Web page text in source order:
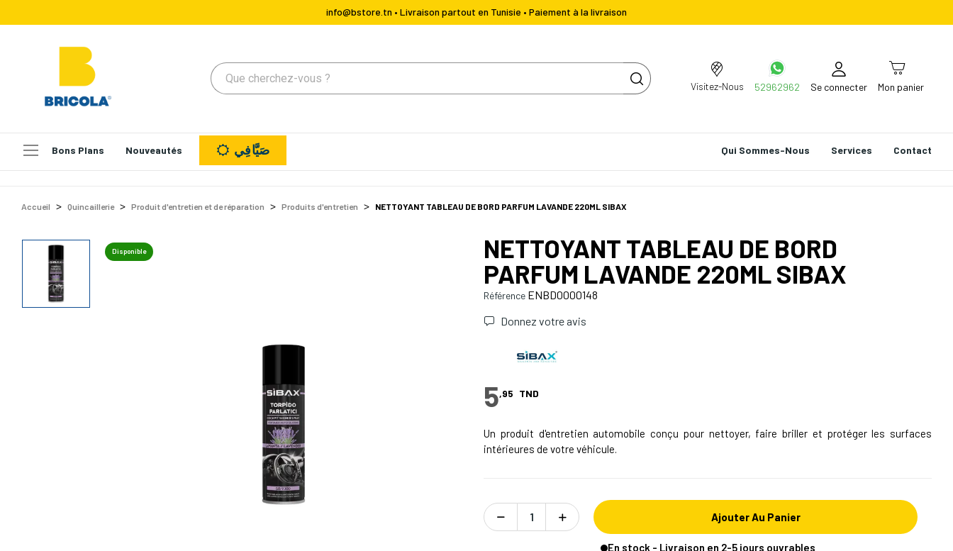
info@bstore.tn • Livraison partout en Tunisie • Paiement à la livraison
Visitez-Nous 52962962 Se connecter Mon panier
Bons Plans Nouveautés Qui Sommes-Nous Services Contact صَيَّافِي
Accueil Quincaillerie Produit d'entretien et de réparation Produits d'entretien NETTOYANT TABLEAU DE BORD PARFUM LAVANDE 220ML SIBAX
Disponible
NETTOYANT TABLEAU DE BORD
PARFUM LAVANDE 220ML SIBAX
Référence ENBD0000148
Donnez votre avis
5,95 TND
Un produit d'entretien automobile conçu pour nettoyer, faire briller et protéger les surfaces
intérieures de votre véhicule.
Ajouter Au Panier
En stock - Livraison en 2-5 jours ouvrables